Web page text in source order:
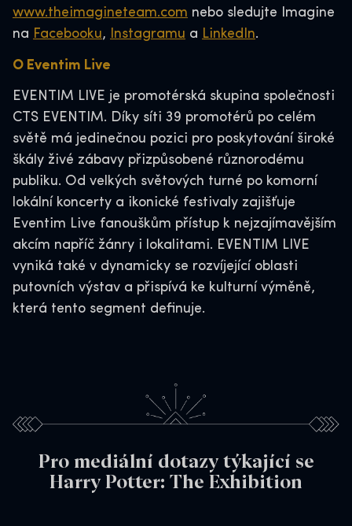
www.theimagineteam.com nebo sledujte Imagine
na Facebooku, Instagramu a LinkedIn.
O Eventim Live
EVENTIM LIVE je promotérská skupina společnosti
CTS EVENTIM. Díky síti 39 promotérů po celém
světě má jedinečnou pozici pro poskytování široké
škály živé zábavy přizpůsobené různorodému
publiku. Od velkých světových turné po komorní
lokální koncerty a ikonické festivaly zajišťuje
Eventim Live fanouškům přístup k nejzajímavějším
akcím napříč žánry i lokalitami. EVENTIM LIVE
vyniká také v dynamicky se rozvíjející oblasti
putovních výstav a přispívá ke kulturní výměně,
která tento segment definuje.
Pro mediální dotazy týkající se
Harry Potter: The Exhibition